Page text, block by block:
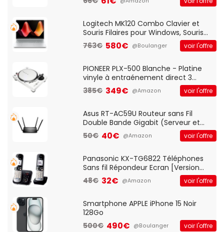
And Play, Confortable, Taille
QWERTY UK - Noir
Logitech MK120 Combo Clavier et
Souris Filaires pour Windows, Souris
Optique Filaire, Connexion USB Plug
And Play, Confortable, Taille
QWERTY UK - Noir
763€ 580€ @Boulanger voir l'offre
PIONEER PLX-500 Blanche - Platine
vinyle à entraénement direct 3
vitesses (33-45-78 trs/min) avec
pre-ampli intégré et port USB
385€ 349€ @Amazon voir l'offre
Asus RT-AC59U Routeur sans Fil
Double Bande Gigabit (Serveur et
Client VPN, Triple Vlan, Mode Point
d'accès et Bridge, contrôle Parental,
50€ 40€ @Amazon voir l'offre
Panasonic KX-TG6822 Téléphones
Sans fil Répondeur Ecran [Version
Française]
48€ 32€ @Amazon voir l'offre
Smartphone APPLE iPhone 15 Noir
128Go
500€ 490€ @Boulanger voir l'offre